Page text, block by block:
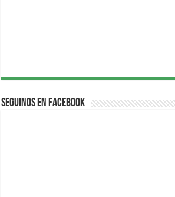
Seguinos en Facebook